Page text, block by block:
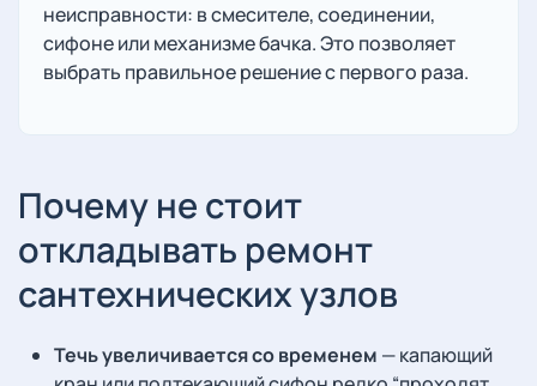
неисправности: в смесителе, соединении,
сифоне или механизме бачка. Это позволяет
выбрать правильное решение с первого раза.
Почему не стоит
откладывать ремонт
сантехнических узлов
Течь увеличивается со временем — капающий